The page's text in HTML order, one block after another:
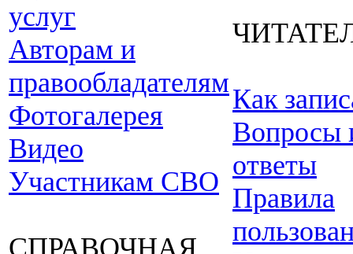
услуг
Авторам и
правообладателям
Фотогалерея
Видео
Участникам СВО
СПРАВОЧНАЯ
Как
Вопросы
ответы
Правила